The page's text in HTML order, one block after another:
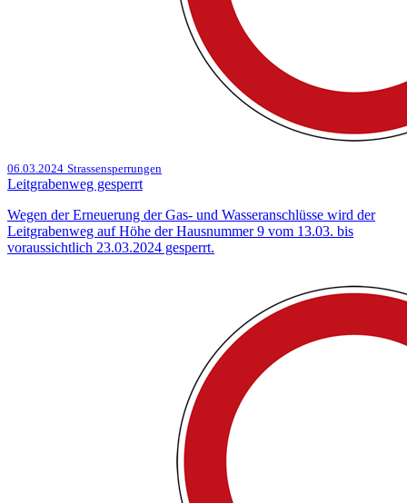
06.03.2024 Strassensperrungen
Leitgrabenweg gesperrt
Wegen der Erneuerung der Gas- und Wasseranschlüsse wird der
Leitgrabenweg auf Höhe der Hausnummer 9 vom 13.03. bis
voraussichtlich 23.03.2024 gesperrt.